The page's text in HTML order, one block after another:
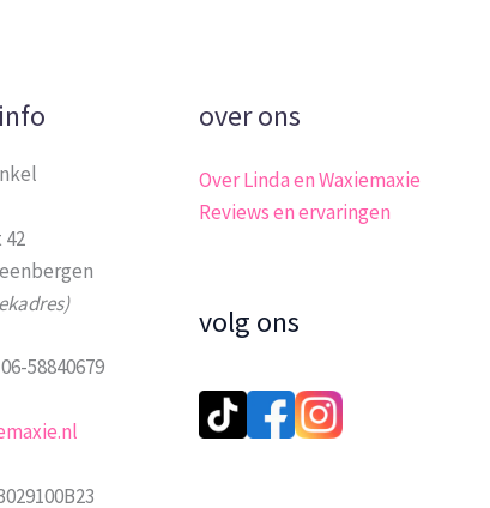
58840679
over ons
Over Linda en Waxiemaxie
Reviews en ervaringen
volg ons